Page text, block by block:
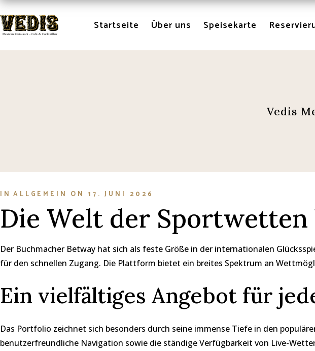
Skip
the
content Startseite Über uns Speisekarte
Vedis
IN ALLGEMEIN ON 17. JUNI 2026
Die Welt der
Der Buchmacher Betway hat sich als feste Größe in der internationalen
für den schnellen Zugang. Die Plattform bietet ein breites Spektrum an
Ein vielfältiges Angebot für
Das Portfolio zeichnet sich besonders durch seine immense Tiefe in den
benutzerfreundliche Navigation sowie die ständige Verfügbarkeit von Live-